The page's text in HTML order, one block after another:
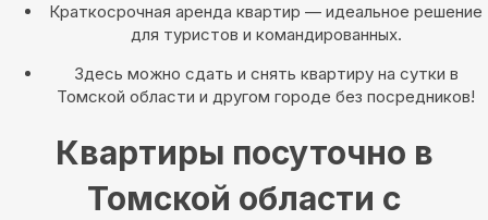
Краткосрочная аренда квартир — идеальное решение
для туристов и командированных.
Здесь можно сдать и снять квартиру на сутки в
Томской области и другом городе без посредников!
Квартиры посуточно в
Томской области с